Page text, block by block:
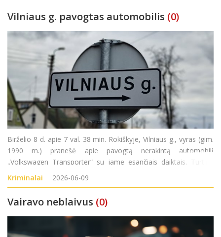
Vilniaus g. pavogtas automobilis (0)
Birželio 8 d. apie 7 val. 38 min. Rokiškyje, Vilniaus g., vyras (gim.
1990 m.) pranešė apie pavogtą nerakintą automobilį
„Volkswagen Transporter“ su jame esančiais daiktais. Turtinė
žala – 7300 eurų. Pradėtas ikiteisminis tyrimas pagal LR BK 178
str. (Vagystė).
Kriminalai 2026-06-09
Vairavo neblaivus (0)